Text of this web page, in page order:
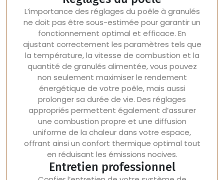
L’importance des réglages du poêle à granulés
ne doit pas être sous-estimée pour garantir un
fonctionnement optimal et efficace. En
ajustant correctement les paramètres tels que
la température, la vitesse de combustion et la
quantité de granulés alimentée, vous pouvez
non seulement maximiser le rendement
énergétique de votre poêle, mais aussi
prolonger sa durée de vie. Des réglages
appropriés permettent également d’assurer
une combustion propre et une diffusion
uniforme de la chaleur dans votre espace,
offrant ainsi un confort thermique optimal tout
en réduisant les émissions nocives.
Entretien professionnel